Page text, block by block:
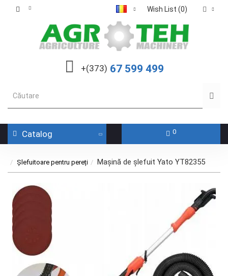
Wish List (0)
+(373) 67 599 499
Catalog 0
Șlefuitoare pentru pereți Mașină de şlefuit Yato YT82355